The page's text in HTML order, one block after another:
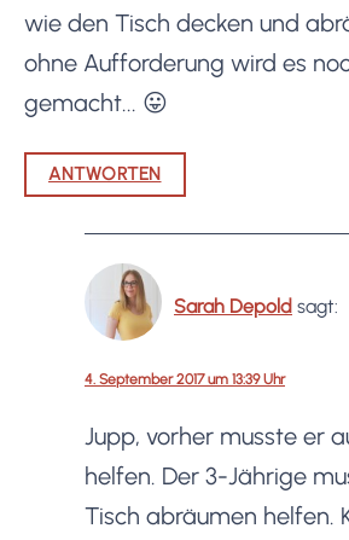
wie den Tisch decken und
ohne Aufforderung wird es
gemacht... 😛
ANTWORTEN
Sarah Depold sagt:
4. September 2017 um 13:39 Uhr
Jupp, vorher musste er
helfen. Der 3-Jährige
Tisch abräumen helfen.